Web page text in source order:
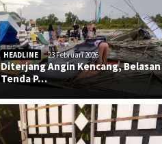
HEADLINE 23 Februari 2026
Diterjang Angin Kencang, Belasan
Tenda P…